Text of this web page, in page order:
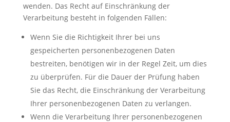
wenden. Das Recht auf Einschränkung der
Verarbeitung besteht in folgenden Fällen:
Wenn Sie die Richtigkeit Ihrer bei uns
gespeicherten personenbezogenen Daten
bestreiten, benötigen wir in der Regel Zeit, um dies
zu überprüfen. Für die Dauer der Prüfung haben
Sie das Recht, die Einschränkung der Verarbeitung
Ihrer personenbezogenen Daten zu verlangen.
Wenn die Verarbeitung Ihrer personenbezogenen